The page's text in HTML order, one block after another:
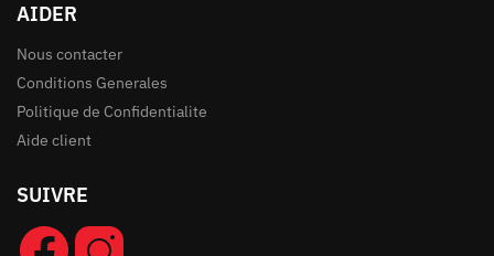
AIDER
Nous contacter
Conditions Generales
Politique de Confidentialite
Aide client
SUIVRE